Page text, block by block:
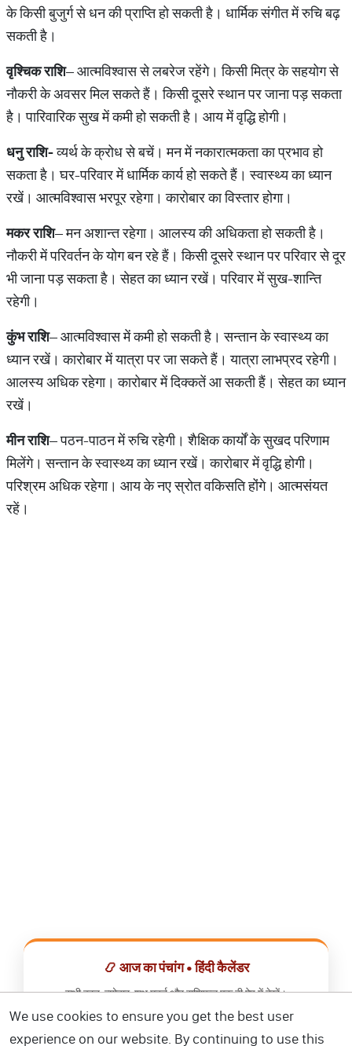
के किसी बुजुर्ग से धन की प्राप्ति‍ हो सकती है। धार्मिक संगीत में रुचि बढ़
सकती है।
वृश्चिक राशि– आत्मविश्वास से लबरेज रहेंगे। किसी मित्र के सहयोग से
नौकरी के अवसर मिल सकते हैं। किसी दूसरे स्थान पर जाना पड़ सकता
है। पारिवारिक सुख में कमी हो सकती है। आय में वृद्धि होगी।
धनु राशि-व्यर्थ के क्रोध से बचें। मन में नकारात्मकता का प्रभाव हो
सकता है। घर-परिवार में धार्मिक कार्य हो सकते हैं। स्वास्थ्‍य का ध्यान
रखें। आत्मविश्वास भरपूर रहेगा। कारोबार का विस्तार होगा।
मकर राशि– मन अशान्त रहेगा। आलस्य की अधिकता हो सकती है।
नौकरी में परिवर्तन के योग बन रहे हैं। किसी दूसरे स्थान पर परिवार से दूर
भी जाना पड़ सकता है। सेहत का ध्यान रखें। परिवार में सुख-शान्ति
रहेगी।
कुंभ राशि– आत्मविश्वास में कमी हो सकती है। सन्तान के स्वास्थ्‍य का
ध्यान रखें। कारोबार में यात्रा पर जा सकते हैं। यात्रा लाभप्रद रहेगी।
आलस्य अधिक रहेगा। कारोबार में दिक्कतें आ सकती हैं। सेहत का ध्यान
रखें।
मीन राशि– पठन-पाठन में रुचि रहेगी। शैक्षिक कार्यों के सुखद परिणाम
मिलेंगे। सन्तान के स्वास्थ्‍य का ध्यान रखें। कारोबार में वृद्धि होगी।
परिश्रम अधिक रहेगा। आय के नए स्रोत व‍किस‍ति होंगे। आत्मसंयत
रहें।
📿 आज का पंचांग • हिंदी कैलेंडर
सभी व्रत, त्योहार, शुभ मुहूर्त और राशिफल एक ही ऐप में देखें।
📅 हिंदी कैलेंडर ऐप डाउनलोड करें
We use cookies to ensure you get the best user
experience on our website. By continuing to use this